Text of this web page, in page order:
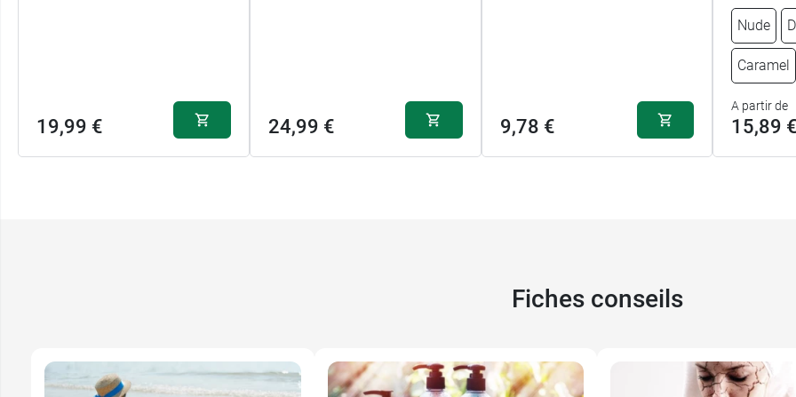
19,99 € 24,99 € 9,78 €
Nude
Caramel
A partir de
15,89
Nude - 15 ml
Fiches conseils